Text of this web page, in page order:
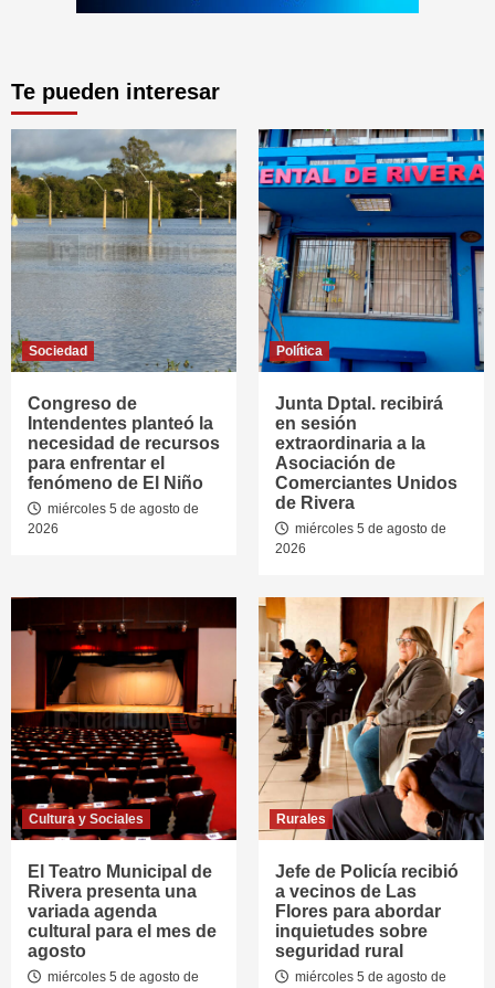
Te pueden interesar
Sociedad
Congreso de
Intendentes planteó la
necesidad de recursos
para enfrentar el
fenómeno de El Niño
miércoles 5 de agosto de
2026
Política
Junta Dptal. recibirá
en sesión
extraordinaria a la
Asociación de
Comerciantes Unidos
de Rivera
miércoles 5 de agosto de
2026
Cultura y Sociales
El Teatro Municipal de
Rivera presenta una
variada agenda
cultural para el mes de
agosto
miércoles 5 de agosto de
Rurales
Jefe de Policía recibió
a vecinos de Las
Flores para abordar
inquietudes sobre
seguridad rural
miércoles 5 de agosto de